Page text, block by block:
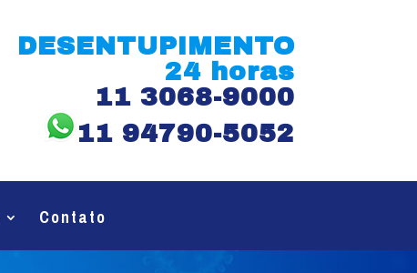
DESENTUPIMENTO
24 horas
11 3068-9000
11 94790-5052
Contato